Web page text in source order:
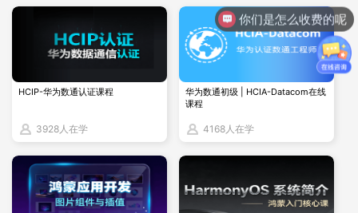
操作题要求考生在模拟的openEuler环境中进行实际
操作，完成特定的任务或目标。这类题目模拟真实的使用场
景，考察考生的实际动手能力和操作熟练度，确保考生具备在
实际工作中使用openEuler操作系统的能力。
为1000分，及格分数为600分。考生需要在各个题型中都表现
出一定的专业知识和实践能力，才能顺利通过考试并获得认
证。
HCIP-华为数通认证课程
3928人在学
华为数通初级 | HCIA-Datacom在线
课程
4168人在学
你们是怎么收费的呢